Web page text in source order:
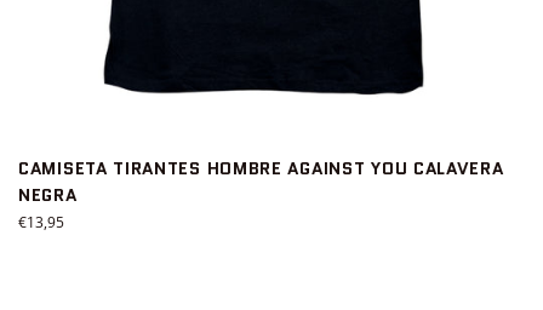
CAMISETA TIRANTES HOMBRE AGAINST YOU CALAVERA
NEGRA
Precio
€13,95